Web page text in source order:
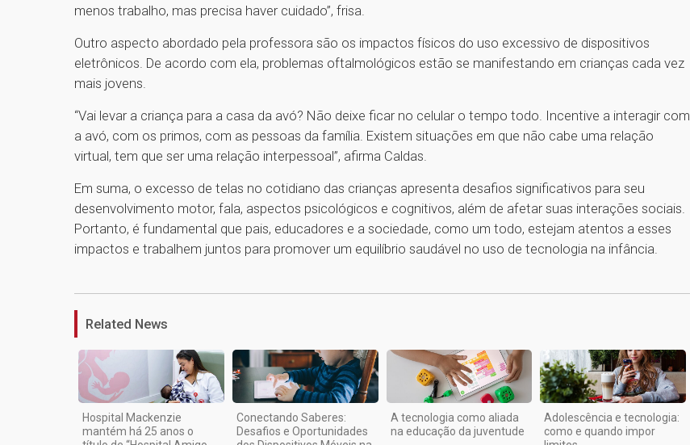
menos trabalho, mas precisa haver cuidado”, frisa.
Outro aspecto abordado pela professora são os impactos físicos do uso excessivo de dispositivos
eletrônicos. De acordo com ela, problemas oftalmológicos estão se manifestando em crianças cada vez
mais jovens.
“Vai levar a criança para a casa da avó? Não deixe ficar no celular o tempo todo. Incentive a interagir com
a avó, com os primos, com as pessoas da família. Existem situações em que não cabe uma relação
virtual, tem que ser uma relação interpessoal”, afirma Caldas.
Em suma, o excesso de telas no cotidiano das crianças apresenta desafios significativos para seu
desenvolvimento motor, fala, aspectos psicológicos e cognitivos, além de afetar suas interações sociais.
Portanto, é fundamental que pais, educadores e a sociedade, como um todo, estejam atentos a esses
impactos e trabalhem juntos para promover um equilíbrio saudável no uso de tecnologia na infância.
1
Related News
Hospital Mackenzie
mantém há 25 anos o
Conectando Saberes:
Desafios e Oportunidades
A tecnologia como aliada
na educação da juventude
Adolescência e tecnologia:
como e quando impor